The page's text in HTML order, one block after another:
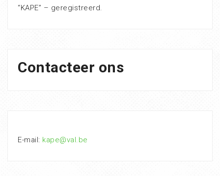
“KAPE” – geregistreerd.
Contacteer ons
E-mail: kape@val.be